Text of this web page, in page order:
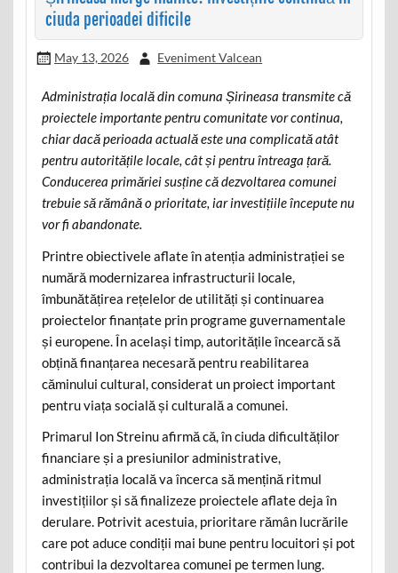
ciuda perioadei dificile
May 13, 2026 Eveniment Valcean
Administrația locală din comuna Șirineasa transmite că
proiectele importante pentru comunitate vor continua,
chiar dacă perioada actuală este una complicată atât
pentru autoritățile locale, cât și pentru întreaga țară.
Conducerea primăriei susține că dezvoltarea comunei
trebuie să rămână o prioritate, iar investițiile începute nu
vor fi abandonate.
Printre obiectivele aflate în atenția administrației se
numără modernizarea infrastructurii locale,
îmbunătățirea rețelelor de utilități și continuarea
proiectelor finanțate prin programe guvernamentale
și europene. În același timp, autoritățile încearcă să
obțină finanțarea necesară pentru reabilitarea
căminului cultural, considerat un proiect important
pentru viața socială și culturală a comunei.
Primarul Ion Streinu afirmă că, în ciuda dificultăților
financiare și a presiunilor administrative,
administrația locală va încerca să mențină ritmul
investițiilor și să finalizeze proiectele aflate deja în
derulare. Potrivit acestuia, prioritare rămân lucrările
care pot aduce condiții mai bune pentru locuitori și pot
contribui la dezvoltarea comunei pe termen lung.